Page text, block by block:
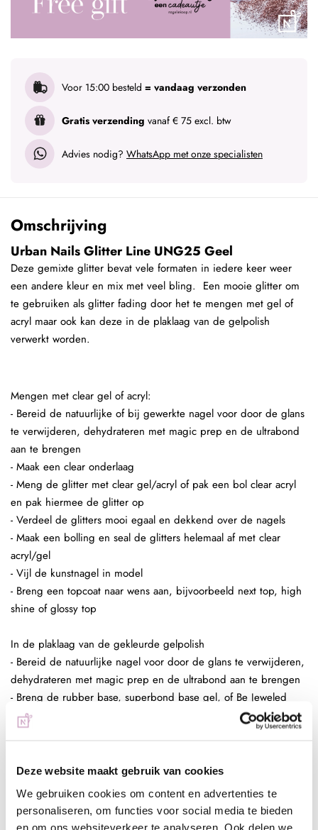
Deze website maakt gebruik van cookies
We gebruiken cookies om content en advertenties te
personaliseren, om functies voor social media te bieden
en om ons websiteverkeer te analyseren. Ook delen we
Voor 15:00 besteld = vandaag verzonden
Gratis verzending vanaf € 75 excl. btw
Advies nodig? WhatsApp met onze specialisten
Omschrijving
Urban Nails Glitter Line UNG25 Geel
Deze gemixte glitter bevat vele formaten in iedere keer weer
een andere kleur en mix met veel bling. Een mooie glitter om
te gebruiken als glitter fading door het te mengen met gel of
acryl maar ook kan deze in de plaklaag van de gelpolish
verwerkt worden.
Mengen met clear gel of acryl:
- Bereid de natuurlijke of bij gewerkte nagel voor door de glans
te verwijderen, dehydrateren met magic prep en de ultrabond
aan te brengen
- Maak een clear onderlaag
- Meng de glitter met clear gel/acryl of pak een bol clear acryl
en pak hiermee de glitter op
- Verdeel de glitters mooi egaal en dekkend over de nagels
- Maak een bolling en seal de glitters helemaal af met clear
acryl/gel
- Vijl de kunstnagel in model
- Breng een topcoat naar wens aan, bijvoorbeeld next top, high
shine of glossy top
In de plaklaag van de gekleurde gelpolish
- Bereid de natuurlijke nagel voor door de glans te verwijderen,
dehydrateren met magic prep en de ultrabond aan te brengen
- Breng de rubber base, superbond base gel, of Be Jeweled
base/top aan
- Kies een gelpolish naar wens, breng deze 2 dunne lagen aan
- Pak met de fluffy brush een kleine hoeveelheid glitters op en
poets deze in de plaklaag van de gelpolish.
- Enkele seconden fixeren in de lamp
- Aflakken met topcoat (voor de natuurlijke nagels Be Jeweled